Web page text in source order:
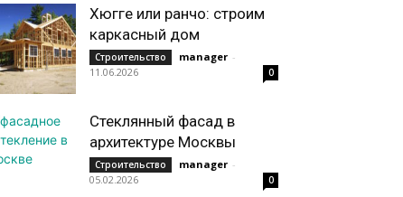
Хюгге или ранчо: строим
каркасный дом
Строительство manager -
11.06.2026
0
Стеклянный фасад в
архитектуре Москвы
Строительство manager -
05.02.2026
0